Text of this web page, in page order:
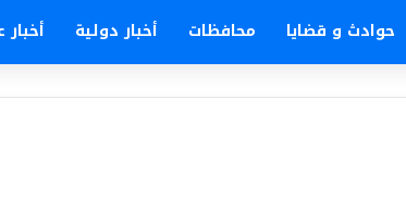
حوادث و قضايا محافظات أخبار دولية أخبار